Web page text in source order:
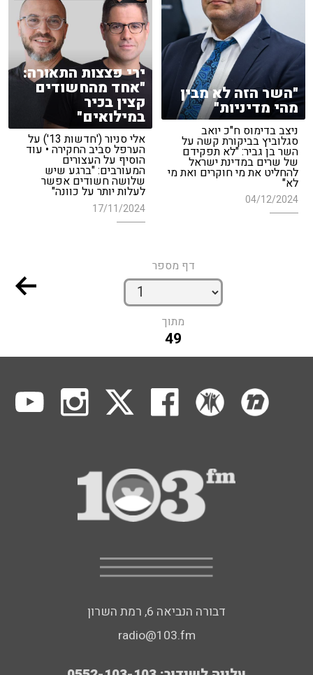
"השר הזה לא מבין
מהי מדיניות"
ניצב בדימוס ח"כ יואב
סגלוביץ בביקורת קשה על
השר בן גביר: "לא תפקידם
של שרים במדינת ישראל
להחליט את מי חוקרים ואת מי
לא"
04/12/2024
ירי פצצות התאורה:
"אחד מהחשודים
קצין בכיר
במילואים"
אלי סניור ('חדשות 13') על
הערפל סביב החקירה • עוד
הוסיף על העצורים
המעורבים: "ברגע שיש
שלושה חשודים אפשר
לעלות יותר על כוונה"
17/11/2024
דף מספר
מתוך
49
דבורה הנביאה 6, רמת השרון
radio@103.fm